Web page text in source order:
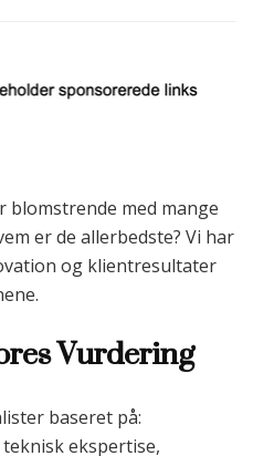
blomstrende med mange
er de allerbedste? Vi har
og klientresultater
Vurdering
baseret på:
ekspertise,